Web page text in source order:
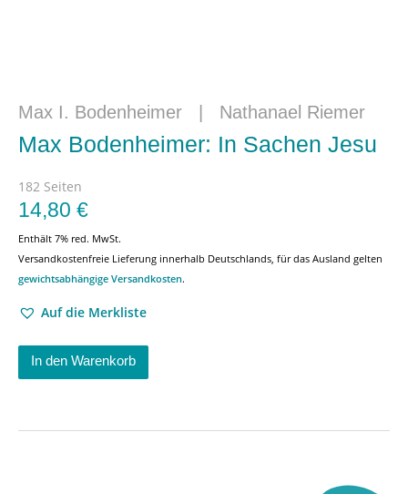
Max I. Bodenheimer Nathanael Riemer
Max Bodenheimer: In Sachen Jesu
182 Seiten
14,80 €
Enthält 7% red. MwSt.
Versandkostenfreie Lieferung innerhalb Deutschlands, für das Ausland gelten
gewichtsabhängige Versandkosten.
Auf die Merkliste
In den Warenkorb